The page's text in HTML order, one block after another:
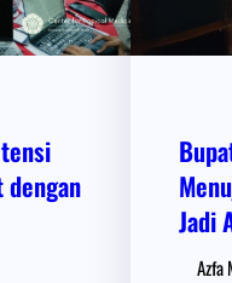
dengan
Jadi
Azfa